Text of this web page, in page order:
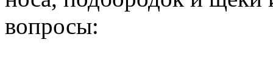
вопросы: